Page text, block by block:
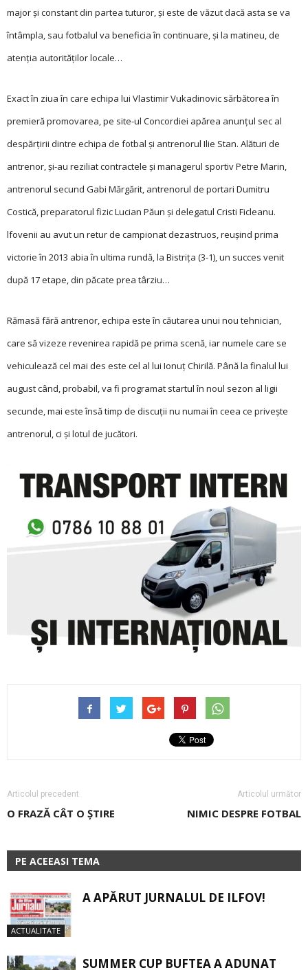
major și constant din partea tuturor, și este de văzut dacă asta se va
întâmpla, sau fotbalul va beneficia în continuare, și la matineu, de
atenția autorităților locale…
Exact în ziua în care echipa lui Vlastimir Vukadinovic sărbătorea în
premieră promovarea, pe site-ul Concordiei apărea anunțul sec al
despărțirii dintre echipa de fotbal și antrenorul Ilie Stan. Alături de
antrenor, și-au reziliat contractele și managerul sportiv Petre Marin,
antrenorul secund Gabi Mărgărit, antrenorul de portari Dumitru
Costică, preparatorul fizic Lucian Păun și delegatul Cristi Ficleanu.
lfovenii au avut un retur de campionat dezastruos, reușind prima
victorie în 2013 abia în ultima rundă, la Bistrița (3-1), un succes venit
după 17 etape, din păcate prea târziu…
Rămasă fără antrenor, echipa este în căutarea unui nou tehnician,
care să vizeze revenirea rapidă pe prima scenă, iar numele care se
vehiculează cel mai des este cel al lui Ionuț Chirilă. Până la finalul lui
august când, probabil, va fi programat startul în noul sezon al ligii
secunde, mai este însă timp de discuții nu numai în ceea ce privește
antrenorul, ci și lotul de jucători.
Articolul precedent
O FRAZĂ CÂT O ȘTIRE
Articolul următor
NIMIC DESPRE FOTBAL
PE ACEEASI TEMA
ACTUALITATE
A APĂRUT JURNALUL DE ILFOV!
SUMMER CUP BUFTEA A ADUNAT